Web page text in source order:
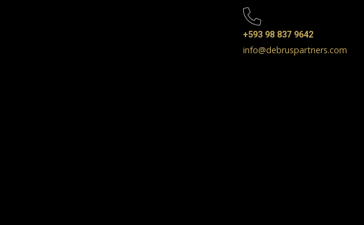
+593 98 837 9642
info@debruspartners.com